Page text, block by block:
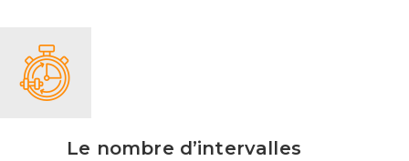
Le nombre d’intervalles